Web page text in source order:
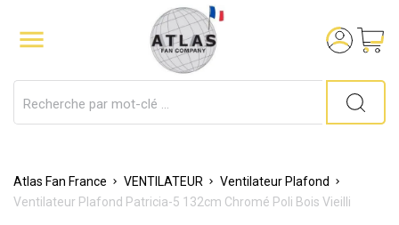

Atlas Fan France VENTILATEUR
Ventilateur Plafond
Ventilateur Plafond Patricia-5 132cm Chromé Poli Bois Vieilli